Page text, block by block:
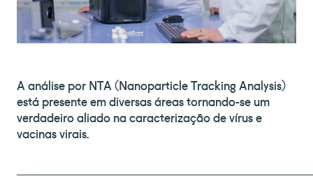
A análise por NTA (Nanoparticle Tracking Analysis)
está presente em diversas áreas tornando-se um
verdadeiro aliado na caracterização de vírus e
vacinas virais.